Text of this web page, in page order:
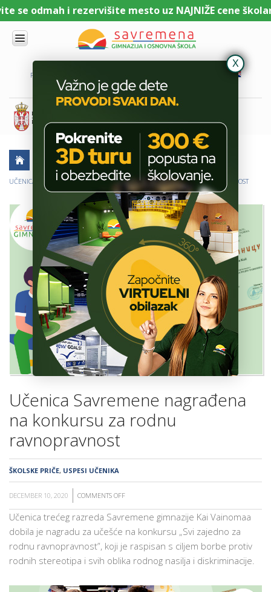
odmah i rezervišite mesto uz NAJNIŽE cene
PORTAL ZA UČENIKE
NAMA
KOMBINOVANI
PROGRAM
NACIONALNI
PROGRAM
PROGRAM
SAVREMENO
OBRAZOVANJE
VESTI
ERASMUS+
OSNOVNA
ŠKOLA
AKTUELNO ŠKOLSKE PRIČE USPESI UČENIKA
UČENICA SAVREMENE NAGRAĐENA NA KONKURSU ZA RODNU RAVNOPRAVNOST
Učenica Savremene nagrađena
na konkursu za rodnu
ravnopravnost
ŠKOLSKE PRIČE, USPESI UČENIKA
DECEMBER 10, 2020 COMMENTS OFF
UČENICA
SAVREMENE
KONKURSU
Učenica trećeg razreda Savremene gimnazije Kai Vainomaa
dobila je nagradu za učešće na konkursu „Svi zajedno za
rodnu ravnopravnost”, koji je raspisan s ciljem borbe protiv
rodnih stereotipa i svih oblika rodnog nasilja i diskriminacije.